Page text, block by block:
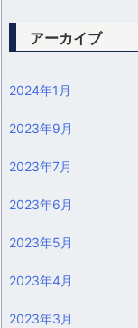
アーカイブ
2024年1月
2023年9月
2023年7月
2023年6月
2023年5月
2023年4月
2023年3月